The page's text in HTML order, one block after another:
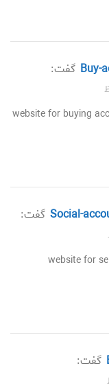
گفت:
website for buying
social- گفت:
website for
گفت: